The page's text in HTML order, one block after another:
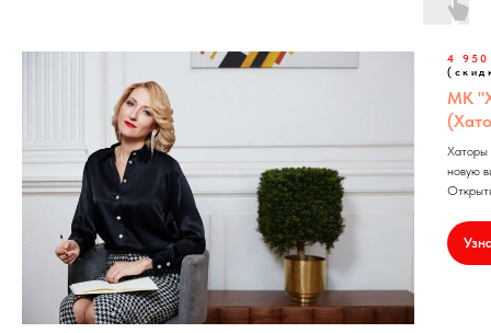
4
МК
Хаторы
новую